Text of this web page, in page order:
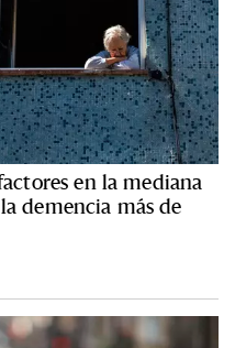
en la mediana
demencia más de